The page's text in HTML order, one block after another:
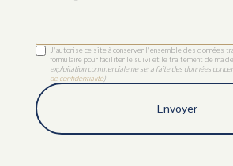
J'autorise ce site à conserver l'ensemble des données
formulaire pour faciliter le suivi et le traitement de ma
exploitation commerciale ne sera faite des données
de confidentialité)